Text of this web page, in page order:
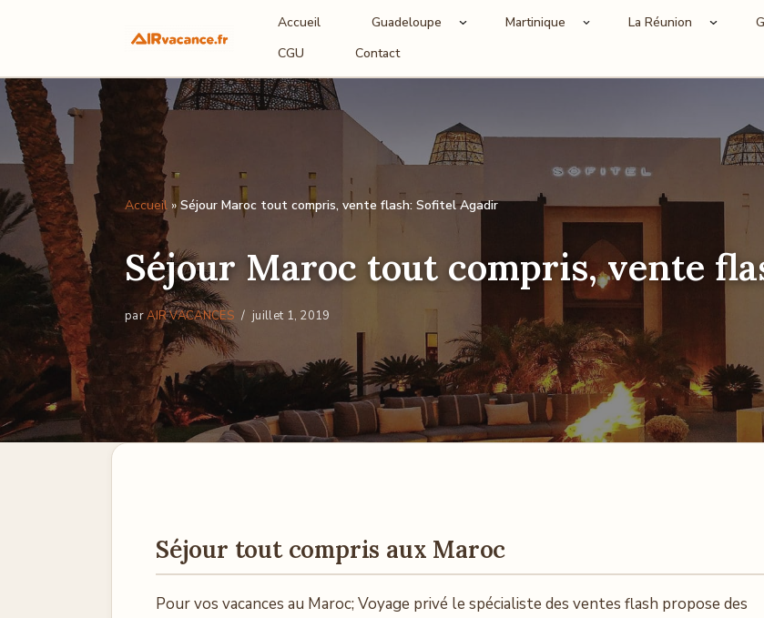
au
contenu
Accueil Guadeloupe Martinique La Réunion
CGU
Contact
Accueil »Séjour Maroc tout compris, vente flash: Sofitel Agadir
Séjour Maroc tout compris, vente
parAIR VACANCES juillet 1, 2019
Séjour tout compris aux Maroc
Pour vos vacances au Maroc; Voyage privé le spécialiste des ventes flash propose des